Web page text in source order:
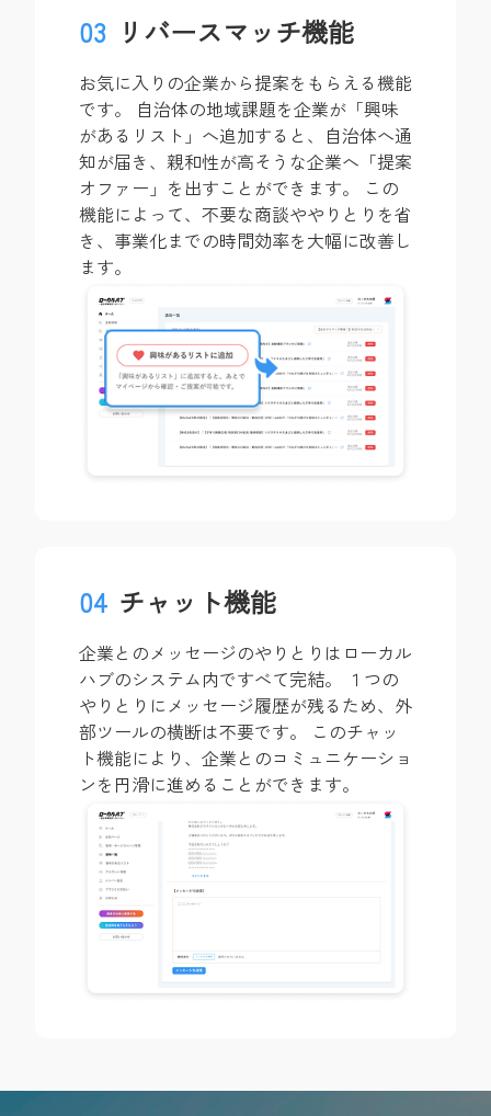
03 リバースマッチ機能
お気に入りの企業から提案をもらえる機能
です。 自治体の地域課題を企業が「興味
があるリスト」へ追加すると、自治体へ通
知が届き、親和性が高そうな企業へ「提案
オファー」を出すことができます。 この
機能によって、不要な商談ややりとりを省
き、事業化までの時間効率を大幅に改善し
ます。
04 チャット機能
企業とのメッセージのやりとりはローカル
ハブのシステム内ですべて完結。 １つの
やりとりにメッセージ履歴が残るため、外
部ツールの横断は不要です。 このチャッ
ト機能により、企業とのコミュニケーショ
ンを円滑に進めることができます。